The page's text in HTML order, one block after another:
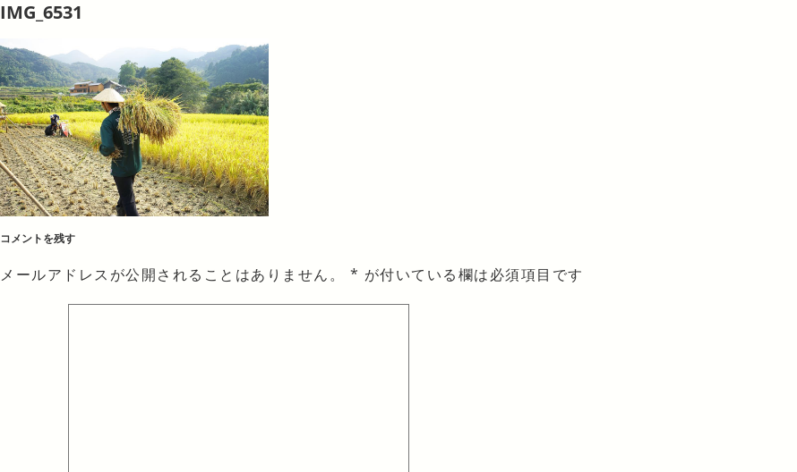
IMG_6531
コメントを残す
メールアドレスが公開されることはありません。 * が付いている欄は必須項目です